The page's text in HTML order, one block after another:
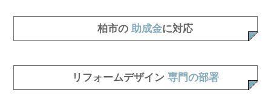
柏市の 助成金に対応
リフォームデザイン 専門の部署